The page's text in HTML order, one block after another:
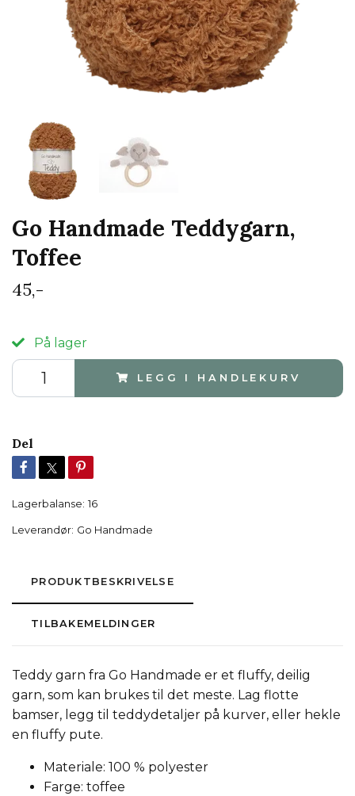
Go Handmade Teddygarn,
Toffee
45,-
På lager
LEGG I HANDLEKURV
Del
Lagerbalanse: 16
Leverandør: Go Handmade
PRODUKTBESKRIVELSE
TILBAKEMELDINGER
Teddy garn fra Go Handmade er et fluffy, deilig
garn, som kan brukes til det meste. Lag flotte
bamser, legg til teddydetaljer på kurver, eller hekle
en fluffy pute.
Materiale: 100 % polyester
Farge: toffee